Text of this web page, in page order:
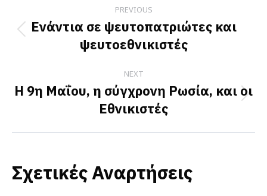
navigation
PREVIOUS
Previous
post:
Ενάντια σε ψευτοπατριώτες και
ψευτοεθνικιστές
NEXT
Next
post:
Η 9η Μαΐου, η σύγχρονη Ρωσία, και οι
Εθνικιστές
Σχετικές Αναρτήσεις